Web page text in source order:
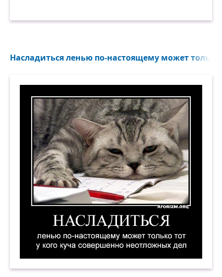
Насладиться ленью по-настоящему может только